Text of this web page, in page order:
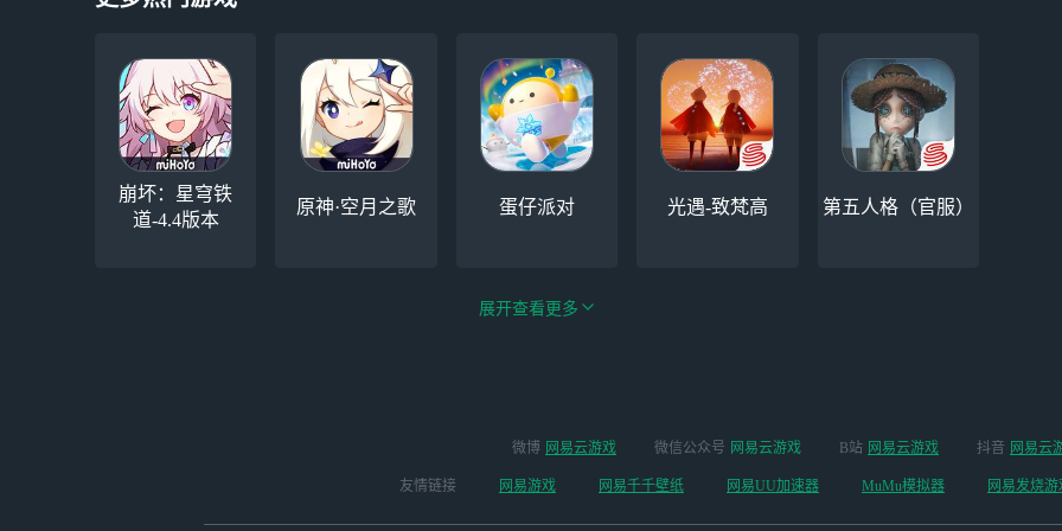
崩坏：星穹铁
道-4.4版本
原神·空月之歌 蛋仔派对 光遇-致梵高 第五人格（官服）
逆水寒手游（全新
版本开启 ）
云手机 阴阳师
展开查看更多
微博 网易云游戏 微信公众号 网易云游戏 B站 网易云游戏 抖音 网易云
友情链接 网易游戏 网易千千壁纸 网易UU加速器 MuMu模拟器 网易发烧游